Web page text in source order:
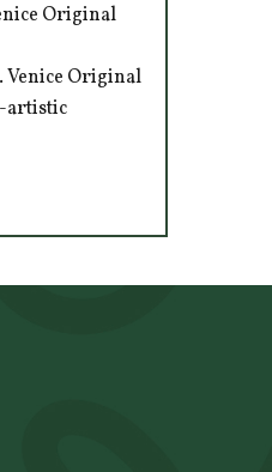
Original
Venice Original
artistic